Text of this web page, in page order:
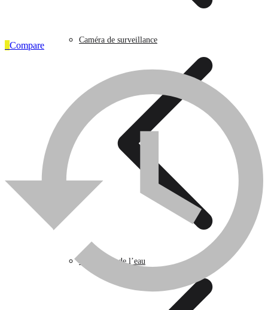
Caméra de surveillance
Articles Industriels
Caméra de surveillance
Traitement de l’eau
Compare